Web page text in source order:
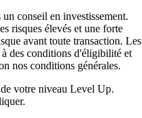
conseil en investissement.
risques élevés et une forte
avant toute transaction. Les
à des conditions d'éligibilité et
nos conditions générales.
votre niveau Level Up.